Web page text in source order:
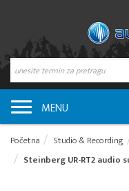
MENU
Početna Studio & Recording
Steinberg UR-RT2 audio